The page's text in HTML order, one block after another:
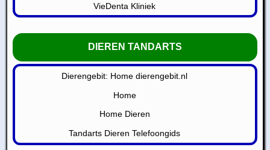
VieDenta Kliniek
DIEREN TANDARTS
Dierengebit: Home dierengebit.nl
Home
Home Dieren
Tandarts Dieren Telefoongids